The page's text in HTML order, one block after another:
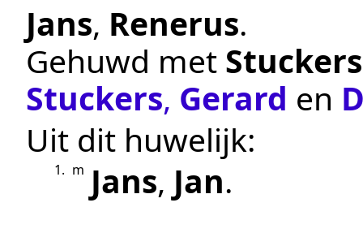
Jans, Renerus.
Gehuwd met Stuckers
Stuckers, Gerard en
Uit dit huwelijk:
1. m Jans, Jan.